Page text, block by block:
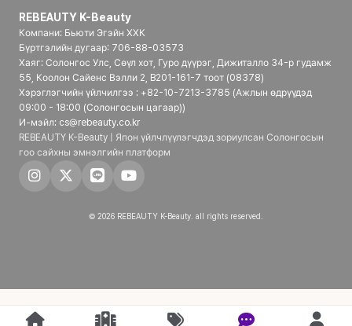
REBEAUTY K-Beauty
Компани: Бьюти Эгэйн ХХК
Бүртгэлийн дугаар: 706-88-03573
Хаяг: Солонгос Улс, Сөүл хот, Гуро дүүрэг, Дижиталло 34-р гудамж
55, Коолон Сайенс Вэлли 2, B201-161-7 тоот (08378)
Хэрэглэгчийн үйлчилгээ : +82-10-7213-3785 (Ажлын өдрүүдэд
09:00 - 18:00 (Солонгосын цагаар))
И-мэйл: cs@rebeauty.co.kr
REBEAUTY K-Beauty | Япон үйлчлүүлэгчдэд зориулсан Солонгосын
гоо сайхны эмнэлгийн платформ
© 2026 REBEAUTY K-Beauty. all rights reserved.